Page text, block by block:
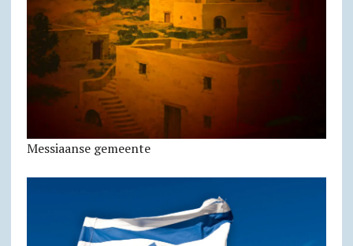
Messiaanse gemeente